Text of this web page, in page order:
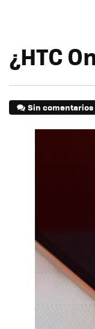
¿HTC
Sin comentarios